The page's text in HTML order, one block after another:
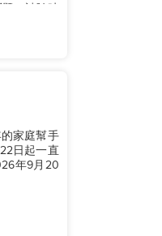
家庭幫手
日起一直
年9月20